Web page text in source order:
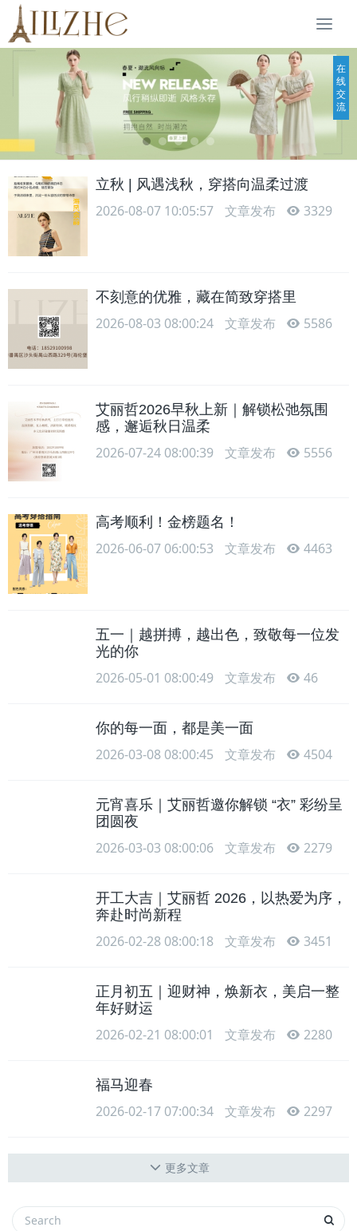
立秋 | 风遇浅秋，穿搭向温柔过渡
2026-08-07 10:05:57 文章发布 3329
不刻意的优雅，藏在简致穿搭里
2026-08-03 08:00:24 文章发布 5586
艾丽哲2026早秋上新｜解锁松弛氛围
感，邂逅秋日温柔
2026-07-24 08:00:39 文章发布 5556
高考顺利！金榜题名！
2026-06-07 06:00:53 文章发布 4463
五一｜越拼搏，越出色，致敬每一位发
光的你
2026-05-01 08:00:49 文章发布 46
你的每一面，都是美一面
2026-03-08 08:00:45 文章发布 4504
元宵喜乐｜艾丽哲邀你解锁 “衣” 彩纷呈
团圆夜
2026-03-03 08:00:06 文章发布 2279
开工大吉｜艾丽哲 2026，以热爱为序，
奔赴时尚新程
正月初五｜迎财神，焕新衣，美启一整
年好财运
福马迎春
更多文章
在
线
交
流